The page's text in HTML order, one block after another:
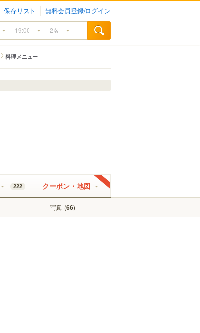
保存リスト 無料会員登録/ログイン
料理メニュー
写真 (66)
222 クーポン・地図